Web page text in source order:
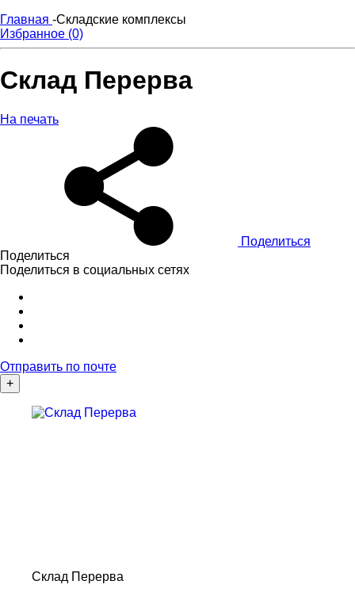
Главная -Складские комплексы
Избранное (0)
Склад Перерва
На печать
Поделиться
Поделиться
Поделиться в социальных сетях
Отправить по почте
+
Склад Перерва